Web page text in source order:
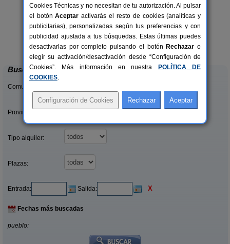
10-20+6 pers.
desde40 €
Casas Rurales El Pinar
El Picazo (Cuenca)
Buscar
Comunidades:
Provincias/Islas:
Tipo alquiler:
Plazas:
Entrada: Salida: X
Fechas más buscadas
pueblo:
Cookies Técnicas y no necesitan de tu autorización. Al pulsar
el botónAceptar activarás el resto de cookies (analíticas y
publicitarias), personalizadas según tus preferencias y con
publicidad ajustada a tus búsquedas. Estas últimas puedes
desactivarlas por completo pulsando el botón Rechazar o
elegir su activación/desactivación desde “Configuración de
Cookies”. Más información en nuestra
POLÍTICA DE
COOKIES.